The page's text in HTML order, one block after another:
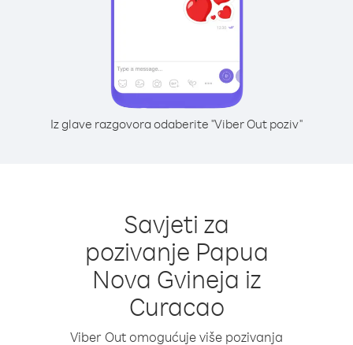
Iz glave razgovora odaberite "Viber Out poziv"
Savjeti za
pozivanje Papua
Nova Gvineja iz
Curacao
Viber Out omogućuje više pozivanja